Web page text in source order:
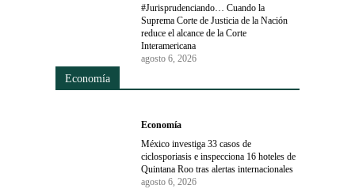
#Jurisprudenciando… Cuando la
Suprema Corte de Justicia de la Nación
reduce el alcance de la Corte
Interamericana
agosto 6, 2026
Economía
Economía
México investiga 33 casos de
ciclosporiasis e inspecciona 16 hoteles de
Quintana Roo tras alertas internacionales
agosto 6, 2026